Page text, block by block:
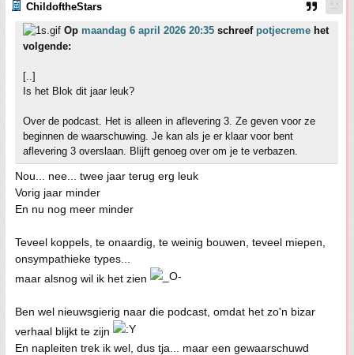
ChildoftheStars
Op maandag 6 april 2026 20:35 schreef potjecreme het
volgende:
[..]
Is het Blok dit jaar leuk?
Over de podcast. Het is alleen in aflevering 3. Ze geven voor ze
beginnen de waarschuwing. Je kan als je er klaar voor bent
aflevering 3 overslaan. Blijft genoeg over om je te verbazen.
Nou... nee... twee jaar terug erg leuk
Vorig jaar minder
En nu nog meer minder
Teveel koppels, te onaardig, te weinig bouwen, teveel miepen,
onsympathieke types...
maar alsnog wil ik het zien
Ben wel nieuwsgierig naar die podcast, omdat het zo'n bizar
verhaal blijkt te zijn
En napleiten trek ik wel, dus tja... maar een gewaarschuwd